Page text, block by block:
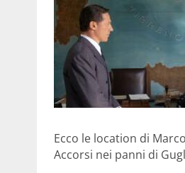
Ecco le location di
Accorsi nei panni di